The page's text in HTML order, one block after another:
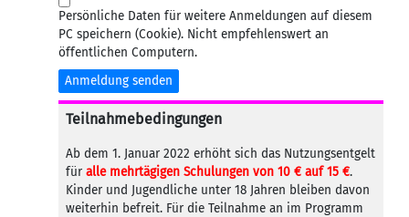
Persönliche Daten für weitere Anmeldungen auf diesem
PC speichern (Cookie). Nicht empfehlenswert an
öffentlichen Computern.
Anmeldung senden
Teilnahmebedingungen
Ab dem 1. Januar 2022 erhöht sich das Nutzungsentgelt
für alle mehrtägigen Schulungen von 10 € auf 15 €.
Kinder und Jugendliche unter 18 Jahren bleiben davon
weiterhin befreit. Für die Teilnahme an im Programm